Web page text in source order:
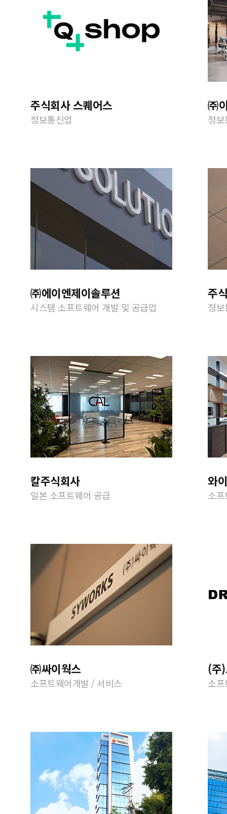
주식회사 스퀘어스
정보통신업
㈜
정
㈜에이엔제이솔루션
시스템 소프트웨어 개발 및 공급업
주
정
칼주식회사
일본 소프트웨어 공급
와
소
㈜싸이웍스
소프트웨어개발 / 서비스
(주
소